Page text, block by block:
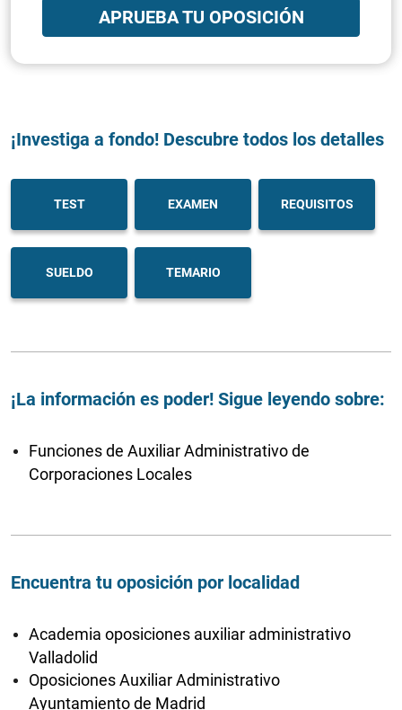
APRUEBA TU OPOSICIÓN
¡Investiga a fondo! Descubre todos los detalles
TEST EXAMEN REQUISITOS
SUELDO TEMARIO
¡La información es poder! Sigue leyendo sobre:
Funciones de Auxiliar Administrativo de
Corporaciones Locales
Encuentra tu oposición por localidad
Academia oposiciones auxiliar administrativo
Valladolid
Oposiciones Auxiliar Administrativo
Ayuntamiento de Madrid